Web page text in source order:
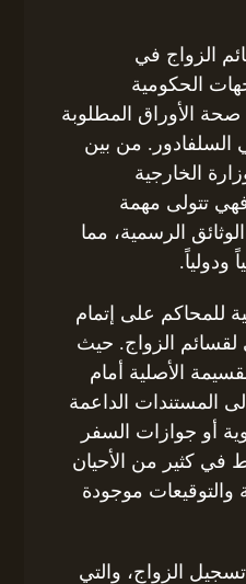
الزواج في
الحكومية
الأوراق المطلوبة
السلفادور. من بين
الخارجية
تتولى مهمة
الرسمية، مما
ودولياً.
للمحاكم على إتمام
الزواج. حيث
الأصلية أمام
المستندات الداعمة
أو جوازات السفر
في كثير من الأحيان
والتوقيعات موجودة
الزواج، والتي